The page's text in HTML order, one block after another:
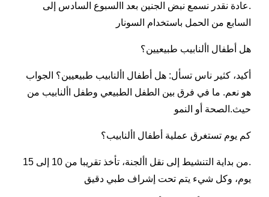
.عادة نقدر نسمع نبض الجنين بعد االسبوع السادس إلى
السابع من الحمل باستخدام السونار
هل أطفال األنابيب طبيعيين؟
أكيد، كثير ناس تسأل: هل أطفال األنابيب طبيعيين؟ الجواب
هو نعم. ما في فرق بين الطفل الطبيعي وطفل األنابيب من
حيث.الصحة أو النمو
كم يوم تستغرق عملية أطفال األنابيب؟
.من بداية التنشيط إلى نقل األجنة، تأخذ تقريبا من 10 إلى 15
يوم، وكل شيء يتم تحت إشراف طبي دقيق